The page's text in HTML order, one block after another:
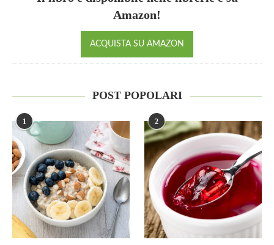
Amazon!
ACQUISTA SU AMAZON
POST POPOLARI
1 2